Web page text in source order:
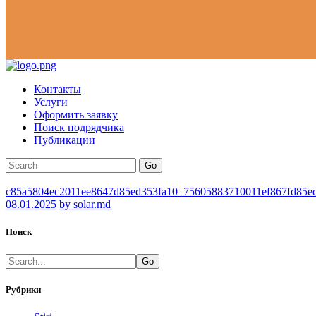
Контакты
Услуги
Оформить заявку
Поиск подрядчика
Публикации
Go
08.01.2025 by solar.md
Поиск
Go
Рубрики